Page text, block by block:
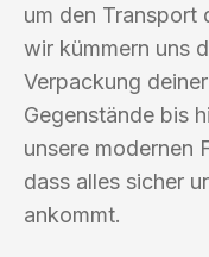
um den Transport
wir kümmern uns
Verpackung deiner
Gegenstände bis
unsere modernen
dass alles sicher
ankommt.